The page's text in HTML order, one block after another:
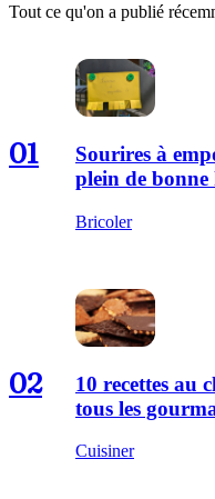
Tout ce qu'on a publié
01
Sourires à
plein de
Bricoler
02
10 recettes au
tous les
Cuisiner